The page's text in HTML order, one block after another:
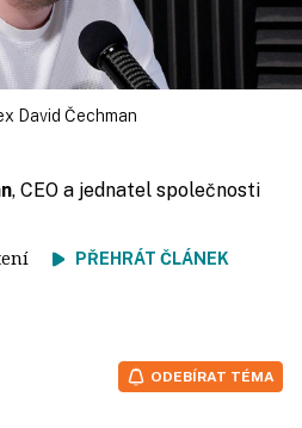
David Čechman
, CEO a jednatel společnosti
PŘEHRÁT ČLÁNEK
ODEBÍRAT TÉMA